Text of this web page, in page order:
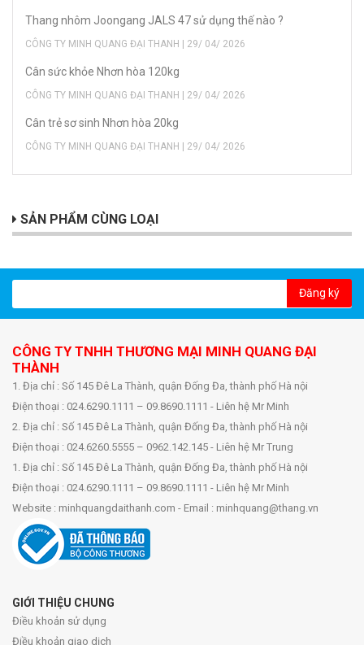
Thang nhôm Joongang JALS 47 sử dụng thế nào ?
CÔNG TY MINH QUANG ĐẠI THANH | 29/ 04/ 2026
Cân sức khỏe Nhơn hòa 120kg
CÔNG TY MINH QUANG ĐẠI THANH | 29/ 04/ 2026
Cân trẻ sơ sinh Nhơn hòa 20kg
CÔNG TY MINH QUANG ĐẠI THANH | 29/ 04/ 2026
SẢN PHẨM CÙNG LOẠI
Đăng ký
CÔNG TY TNHH THƯƠNG MẠI MINH QUANG ĐẠI
THÀNH
1. Địa chỉ : Số 145 Đê La Thành, quận Đống Đa, thành phố Hà nội
Điện thoại : 024.6290.1111 – 09.8690.1111 - Liên hệ Mr Minh
2. Địa chỉ : Số 145 Đê La Thành, quận Đống Đa, thành phố Hà nội
Điện thoại : 024.6260.5555 – 0962.142.145 - Liên hệ Mr Trung
1. Địa chỉ : Số 145 Đê La Thành, quận Đống Đa, thành phố Hà nội
Điện thoại : 024.6290.1111 – 09.8690.1111 - Liên hệ Mr Minh
Website : minhquangdaithanh.com - Email : minhquang@thang.vn
GIỚI THIỆU CHUNG
Điều khoản sử dụng
Điều khoản giao dịch